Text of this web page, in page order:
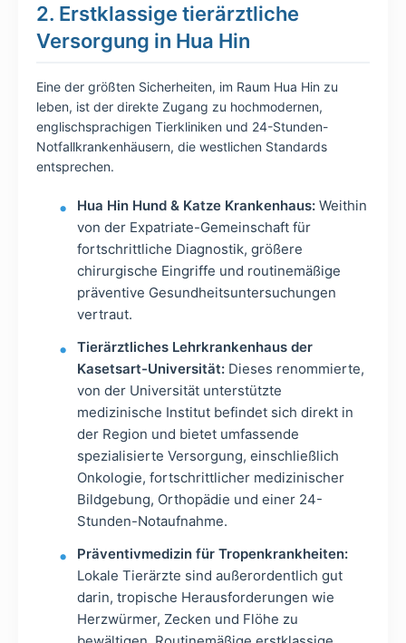
2. Erstklassige tierärztliche
Versorgung in Hua Hin
Eine der größten Sicherheiten, im Raum Hua Hin zu
leben, ist der direkte Zugang zu hochmodernen,
englischsprachigen Tierkliniken und 24-Stunden-
Notfallkrankenhäusern, die westlichen Standards
entsprechen.
Hua Hin Hund & Katze Krankenhaus: Weithin
von der Expatriate-Gemeinschaft für
fortschrittliche Diagnostik, größere
chirurgische Eingriffe und routinemäßige
präventive Gesundheitsuntersuchungen
vertraut.
Tierärztliches Lehrkrankenhaus der
Kasetsart-Universität: Dieses renommierte,
von der Universität unterstützte
medizinische Institut befindet sich direkt in
der Region und bietet umfassende
spezialisierte Versorgung, einschließlich
Onkologie, fortschrittlicher medizinischer
Bildgebung, Orthopädie und einer 24-
Stunden-Notaufnahme.
Präventivmedizin für Tropenkrankheiten:
Lokale Tierärzte sind außerordentlich gut
darin, tropische Herausforderungen wie
Herzwürmer, Zecken und Flöhe zu